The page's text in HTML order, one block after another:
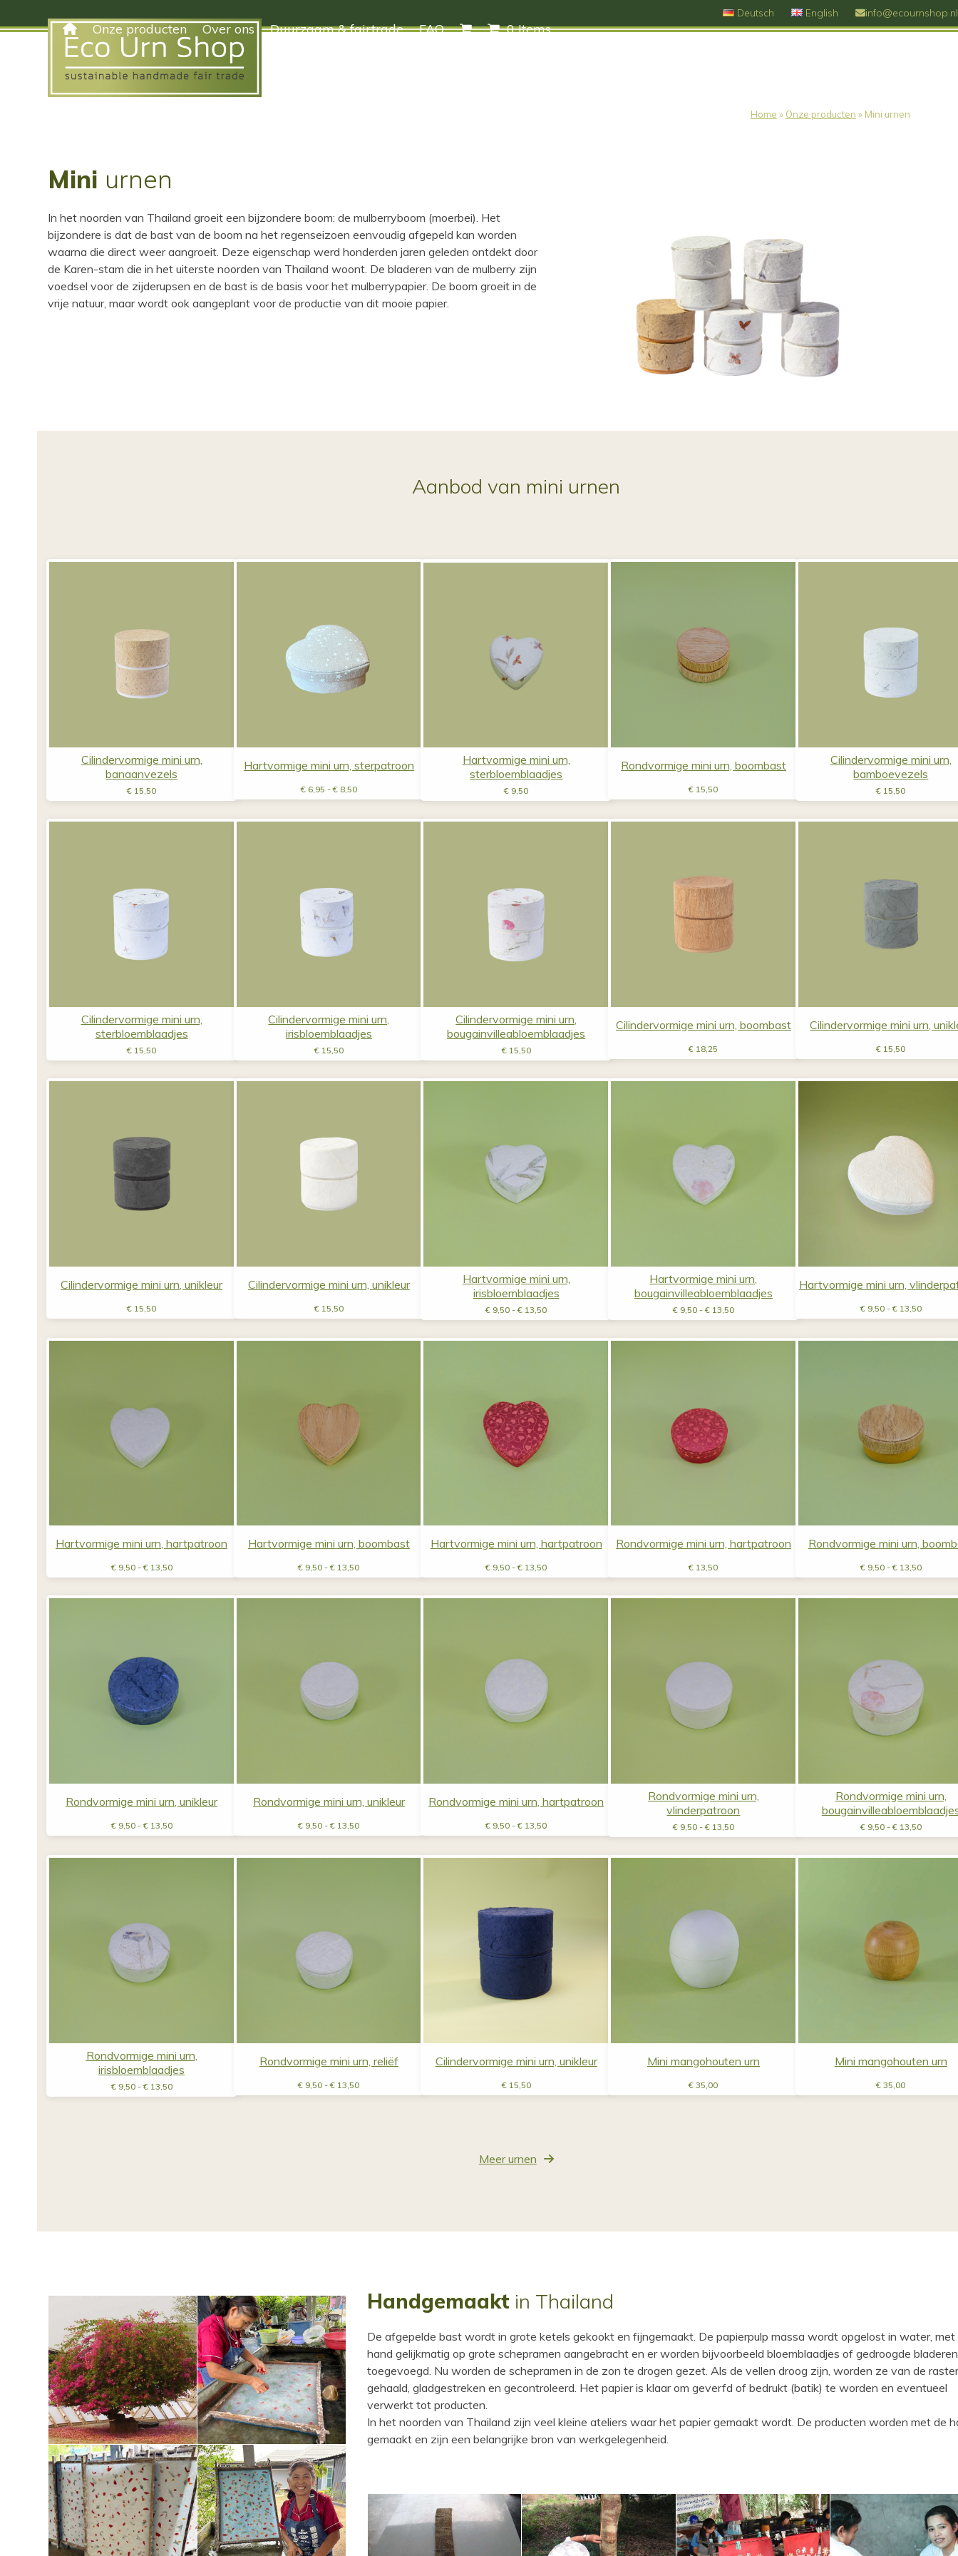
to
Deutsch English info@ecournshop.nl
Onze producten Over ons Duurzaam & fairtrade FAQ 0 Items
Home » Onze producten » Mini urnen
Mini urnen
In het noorden van Thailand groeit een bijzondere boom: de mulberryboom (moerbei). Het
bijzondere is dat de bast van de boom na het regenseizoen eenvoudig afgepeld kan worden
waarna die direct weer aangroeit. Deze eigenschap werd honderden jaren geleden ontdekt door
de Karen-stam die in het uiterste noorden van Thailand woont. De bladeren van de mulberry zijn
voedsel voor de zijderupsen en de bast is de basis voor het mulberrypapier. De boom groeit in de
vrije natuur, maar wordt ook aangeplant voor de productie van dit mooie papier.
Aanbod van mini urnen
Cilindervormige mini urn,
banaanvezels
€ 15,50
Hartvormige mini urn, sterpatroon
€6,95 - €8,50Prijsklasse:
€ 6,95
€ 8,50
Hartvormige mini urn,
sterbloemblaadjes
€ 9,50
Rondvormige mini urn, boombast
€ 15,50
Cilindervormige mini urn,
bamboevezels
€ 15,50
Cilindervormige mini urn,
sterbloemblaadjes
€ 15,50
Cilindervormige mini urn,
irisbloemblaadjes
€15,50
Cilindervormige mini urn,
bougainvilleabloemblaadjes
€15,50
Cilindervormige mini urn, boombast
€ 18,25
Cilindervormige mini urn,
€ 15,50
Cilindervormige mini urn, unikleur
€ 15,50
Cilindervormige mini urn, unikleur
€15,50
Hartvormige mini urn,
irisbloemblaadjes
€ 9,50 - € 13,50
€ 9,50
€ 13,50
Hartvormige mini urn,
bougainvilleabloemblaadjes
€9,50 - €13,50Prijsklasse:
€ 9,50
€ 13,50
Hartvormige mini urn,
€9,50 - €13,50
€ 9,50
€ 13,50
Hartvormige mini urn, hartpatroon
€9,50 - €13,50Prijsklasse:
€ 9,50
€ 13,50
Hartvormige mini urn, boombast
€ 9,50 - € 13,50Prijsklasse:
€ 9,50
€ 13,50
Hartvormige mini urn, hartpatroon
€ 9,50 - € 13,50Prijsklasse:
€ 9,50
€ 13,50
Rondvormige mini urn, hartpatroon
€ 13,50
Rondvormige mini urn,
€9,50 - €13,50
€ 9,50
€ 13,50
Rondvormige mini urn, unikleur
€9,50 - €13,50Prijsklasse:
€ 9,50
€ 13,50
Rondvormige mini urn, unikleur
€ 9,50 - € 13,50Prijsklasse:
€ 9,50
€ 13,50
Rondvormige mini urn, hartpatroon
€ 9,50 - € 13,50Prijsklasse:
€ 9,50
€ 13,50
Rondvormige mini urn,
vlinderpatroon
€9,50 - €13,50Prijsklasse:
€ 9,50
€ 13,50
Rondvormige mini urn,
€9,50 - €13,50
€ 9,50
€ 13,50
Rondvormige mini urn,
irisbloemblaadjes
€9,50 - €13,50Prijsklasse:
€ 9,50
Rondvormige mini urn, reliëf
€ 9,50 - € 13,50
€ 9,50
Cilindervormige mini urn, unikleur
€15,50
Mini mangohouten urn
€ 35,00
Mini mangohouten urn
€ 35,00
Meer urnen
Handgemaakt in Thailand
De afgepelde bast wordt in grote ketels gekookt en fijngemaakt. De papierpulp massa wordt opgelost in water, met
hand gelijkmatig op grote schepramen aangebracht en er worden bijvoorbeeld bloemblaadjes of gedroogde
toegevoegd. Nu worden de schepramen in de zon te drogen gezet. Als de vellen droog zijn, worden ze van de
gehaald, gladgestreken en gecontroleerd. Het papier is klaar om geverfd of bedrukt (batik) te worden en eventueel
verwerkt tot producten.
In het noorden van Thailand zijn veel kleine ateliers waar het papier gemaakt wordt. De producten worden met de
gemaakt en zijn een belangrijke bron van werkgelegenheid.